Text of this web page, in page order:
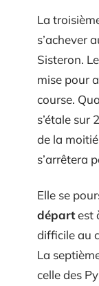
La
s’achever
Sisteron.
mise pour
course.
s’étale sur
de la
s’arrêtera
Elle se
départest
difficile au
La
celle des